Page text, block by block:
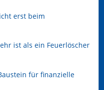
erst beim
ist als ein Feuerlöscher
für finanzielle